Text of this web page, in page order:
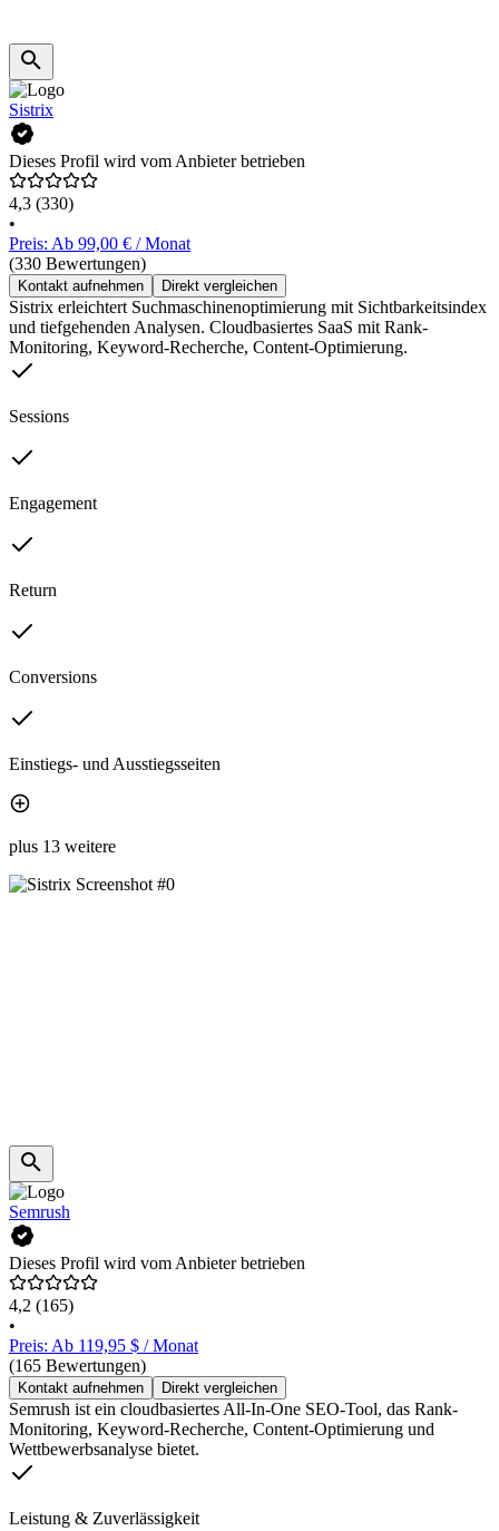
Sistrix
Dieses Profil wird vom Anbieter betrieben
4,3 (330)
•
Preis: Ab 99,00 € / Monat
(330 Bewertungen)
Kontakt aufnehmen Direkt vergleichen
Sistrix erleichtert Suchmaschinenoptimierung mit Sichtbarkeitsindex
und tiefgehenden Analysen. Cloudbasiertes SaaS mit Rank-
Monitoring, Keyword-Recherche, Content-Optimierung.
Sessions
Engagement
Return
Conversions
Einstiegs- und Ausstiegsseiten
plus 13 weitere
Semrush
Dieses Profil wird vom Anbieter betrieben
4,2 (165)
•
Preis: Ab 119,95 $ / Monat
(165 Bewertungen)
Kontakt aufnehmen Direkt vergleichen
Semrush ist ein cloudbasiertes All-In-One SEO-Tool, das Rank-
Monitoring, Keyword-Recherche, Content-Optimierung und
Wettbewerbsanalyse bietet.
Leistung & Zuverlässigkeit